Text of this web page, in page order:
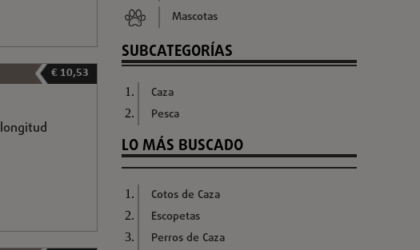
€ 10,53
Mascotas
SUBCATEGORÍAS
Caza
Pesca
LO MÁS BUSCADO
Cotos de Caza
Escopetas
Perros de Caza